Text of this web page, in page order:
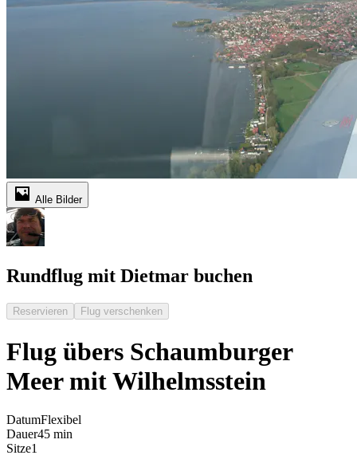
Alle Bilder
Rundflug mit Dietmar buchen
Reservieren Flug verschenken
Flug übers Schaumburger
Meer mit Wilhelmsstein
DatumFlexibel
Dauer45 min
Sitze1